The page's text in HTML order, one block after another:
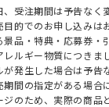
受注期間は予告なく
的でのお申し込みは
景品・特典・応募券・
ルギー物質につきま
発生した場合は予告
間の指定がある場合
のため、実際の商品